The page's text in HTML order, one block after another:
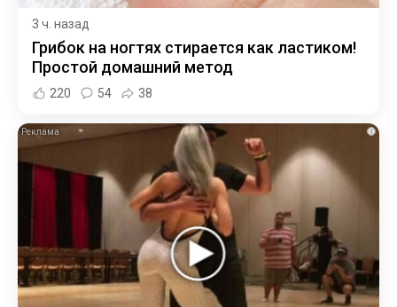
3 ч. назад
Грибок на ногтях стирается как ластиком!
Простой домашний метод
220 54 38
i